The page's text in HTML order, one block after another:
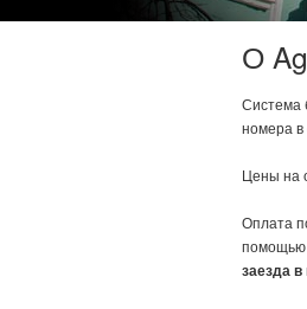
О
Система
номера в
Цены на
Оплата
помощью
заезда в